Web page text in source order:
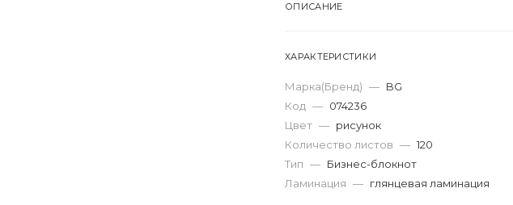
ОПИСАНИЕ
ХАРАКТЕРИСТИКИ
Марка(Бренд) — BG
Код — 074236
Цвет — рисунок
Количество листов — 120
Тип — Бизнес-блокнот
Ламинация — глянцевая ламинация